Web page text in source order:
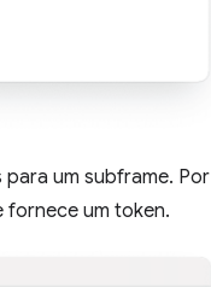
um subframe. Por
fornece um token.